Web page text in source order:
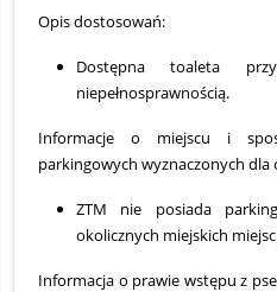
Opis dostosowań:
Dostępna toaleta
niepełnosprawnością.
Informacje o miejscu i
parkingowych wyznaczonych dla
ZTM nie posiada
okolicznych miejskich
Informacja o prawie wstępu z